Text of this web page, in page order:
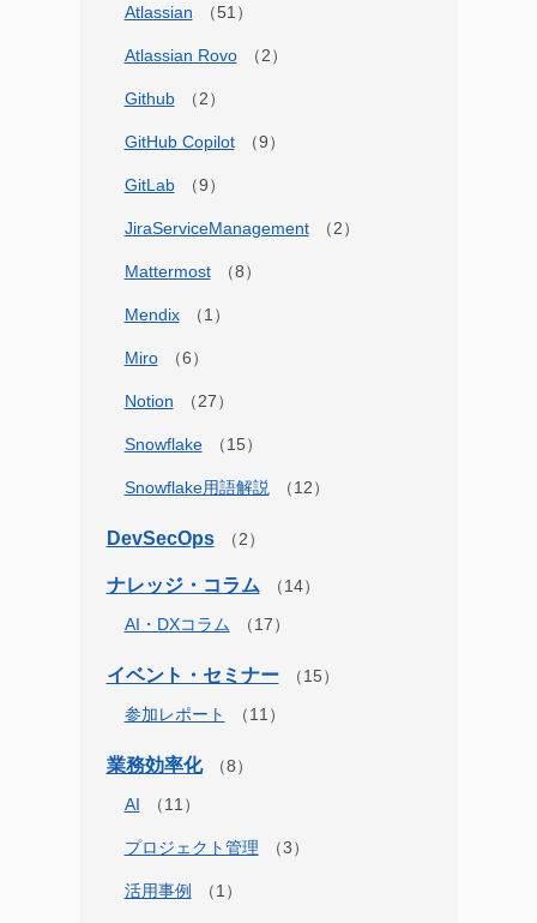
Atlassian
Atlassian Rovo
Github
GitHub Copilot
GitLab
JiraServiceManagement
Mattermost
Mendix
Miro
Notion
Snowflake
Snowflake用語解説
DevSecOps
ナレッジ・コラム
AI・DXコラム
イベント・セミナー
参加レポート
業務効率化
AI
プロジェクト管理
活用事例